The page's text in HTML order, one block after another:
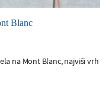
Blanc
na Mont Blanc, najviši vrh